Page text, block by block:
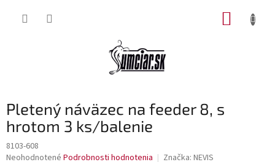
Pletený náväzec na feeder 8, s
hrotom 3 ks/balenie
8103-608
Priemerné
Neohodnotené Podrobnosti hodnotenia Značka: NEVIS